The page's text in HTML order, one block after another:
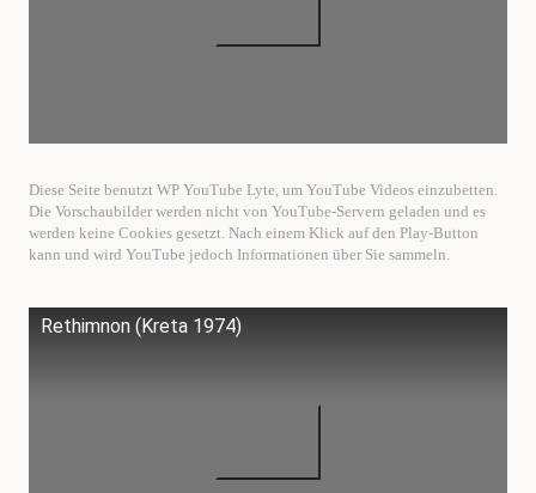
Diese Seite benutzt WP YouTube Lyte, um YouTube Videos einzubetten.
Die Vorschaubilder werden nicht von YouTube-Servern geladen und es
werden keine Cookies gesetzt. Nach einem Klick auf den Play-Button
kann und wird YouTube jedoch Informationen über Sie sammeln.
Rethimnon (Kreta 1974)